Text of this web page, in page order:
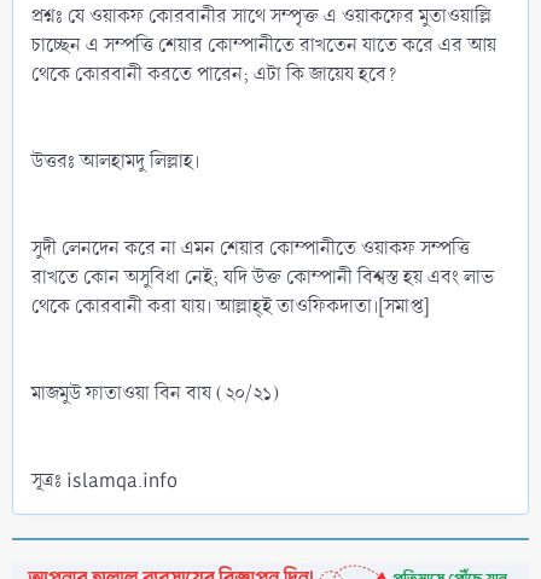
প্রশ্নঃ যে ওয়াকফ কোরবানীর সাথে সম্পৃক্ত এ ওয়াকফের মুতাওয়াল্লি
চাচ্ছেন এ সম্পত্তি শেয়ার কোম্পানীতে রাখতেন যাতে করে এর আয়
থেকে কোরবানী করতে পারেন; এটা কি জায়েয হবে?
উত্তরঃ আলহামদু লিল্লাহ।
সুদী লেনদেন করে না এমন শেয়ার কোম্পানীতে ওয়াকফ সম্পত্তি
রাখতে কোন অসুবিধা নেই; যদি উক্ত কোম্পানী বিশ্বস্ত হয় এবং লাভ
থেকে কোরবানী করা যায়। আল্লাহ্‌ই তাওফিকদাতা।[সমাপ্ত]
মাজমুউ ফাতাওয়া বিন বায (২০/২১)
সূত্রঃ islamqa.info